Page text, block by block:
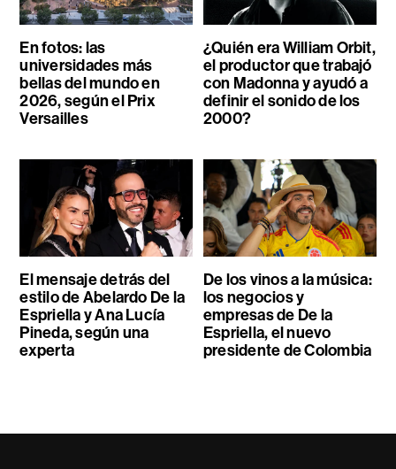
En fotos: las
universidades más
bellas del mundo en
2026, según el Prix
Versailles
¿Quién era William Orbit,
el productor que trabajó
con Madonna y ayudó a
definir el sonido de los
2000?
El mensaje detrás del
estilo de Abelardo De la
Espriella y Ana Lucía
Pineda, según una
experta
De los vinos a la música:
los negocios y
empresas de De la
Espriella, el nuevo
presidente de Colombia